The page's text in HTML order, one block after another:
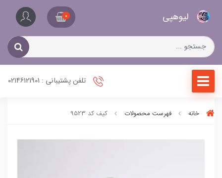
لیو‌هپی 0
تلفن پشتیبانی : 02146121901
خانه فهرست محصولات کیف کد 9523